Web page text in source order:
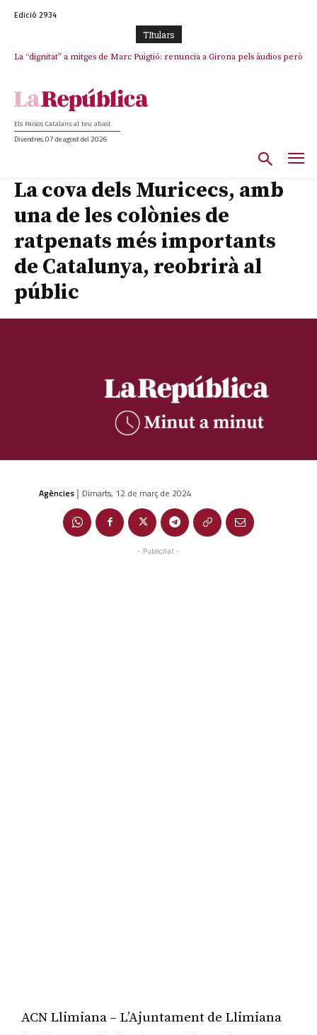
Edició 2934
TItulars
La “dignitat” a mitges de Marc Puigtió: renuncia a Girona pels àudios però
Junts exigeix que Catalunya quedi “fora” del repartiment dels menors
Els Països Catalans al teu abast
Divendres, 07 de agost del 2026
La cova dels Muricecs, amb
una de les colònies de
ratpenats més importants
de Catalunya, reobrirà al
públic
Agències | Dimarts, 12 de març de 2024
- Publicitat -
ACN Llimiana – L’Ajuntament de Llimiana